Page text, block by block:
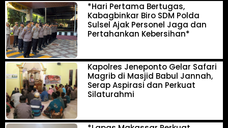
*Hari Pertama Bertugas,
Kabagbinkar Biro SDM Polda
Sulsel Ajak Personel Jaga dan
Pertahankan Kebersihan*
Kapolres Jeneponto Gelar Safari
Magrib di Masjid Babul Jannah,
Serap Aspirasi dan Perkuat
Silaturahmi